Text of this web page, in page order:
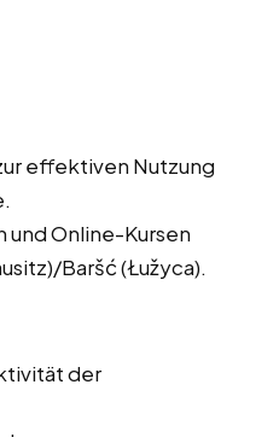
effektiven Nutzung
Online-Kursen
Baršć (Łužyca).
der